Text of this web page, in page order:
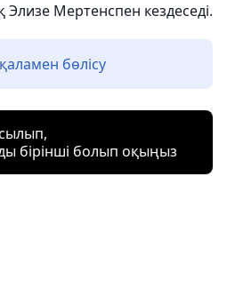
Элизе Мертенспен кездеседі.
бөлісу
бірінші болып оқыңыз